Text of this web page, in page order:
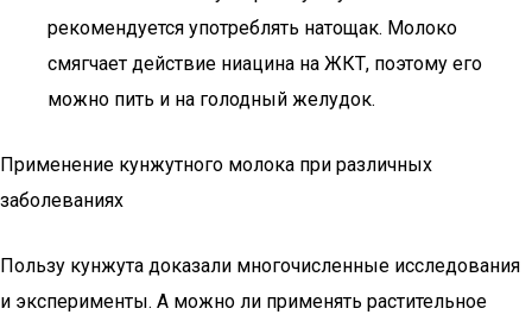
рекомендуется употреблять натощак. Молоко
смягчает действие ниацина на ЖКТ, поэтому его
можно пить и на голодный желудок.
Применение кунжутного молока при различных
заболеваниях
Пользу кунжута доказали многочисленные исследования
и эксперименты. А можно ли применять растительное